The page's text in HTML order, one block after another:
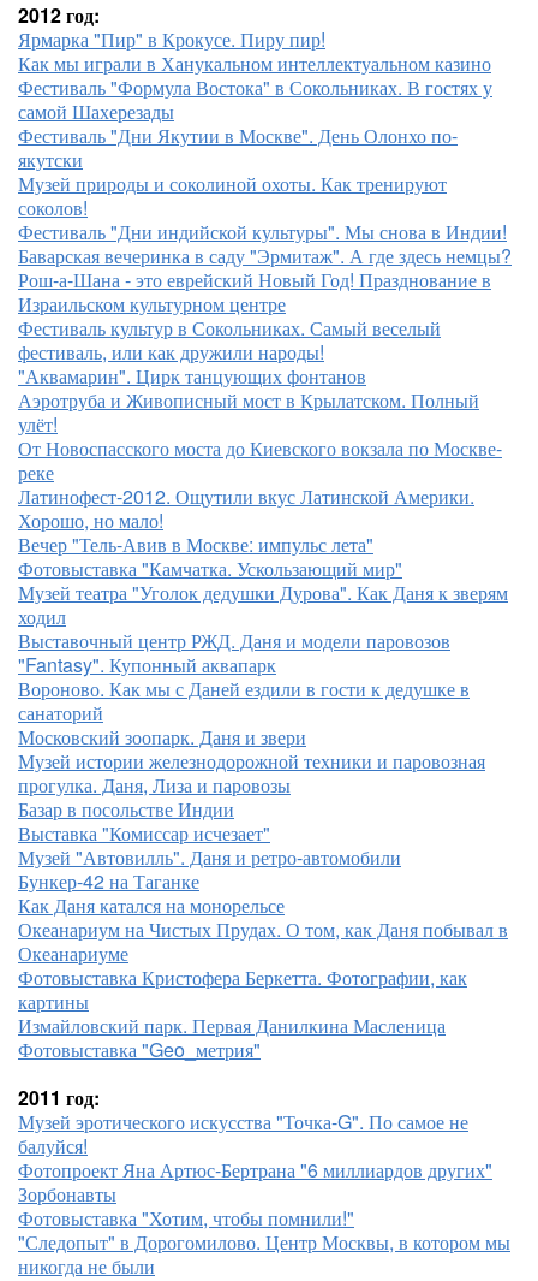
2012 год:
Ярмарка "Пир" в Крокусе. Пиру пир!
Как мы играли в Ханукальном интеллектуальном казино
Фестиваль "Формула Востока" в Сокольниках. В гостях у
самой Шахерезады
Фестиваль "Дни Якутии в Москве". День Олонхо по-
якутски
Музей природы и соколиной охоты. Как тренируют
соколов!
Фестиваль "Дни индийской культуры". Мы снова в Индии!
Баварская вечеринка в саду "Эрмитаж". А где здесь немцы?
Рош-а-Шана - это еврейский Новый Год! Празднование в
Израильском культурном центре
Фестиваль культур в Сокольниках. Самый веселый
фестиваль, или как дружили народы!
"Аквамарин". Цирк танцующих фонтанов
Аэротруба и Живописный мост в Крылатском. Полный
улёт!
От Новоспасского моста до Киевского вокзала по Москве-
реке
Латинофест-2012. Ощутили вкус Латинской Америки.
Хорошо, но мало!
Вечер "Тель-Авив в Москве: импульс лета"
Фотовыставка "Камчатка. Ускользающий мир"
Музей театра "Уголок дедушки Дурова". Как Даня к зверям
ходил
Выставочный центр РЖД. Даня и модели паровозов
"Fantasy". Купонный аквапарк
Вороново. Как мы с Даней ездили в гости к дедушке в
санаторий
Московский зоопарк. Даня и звери
Музей истории железнодорожной техники и паровозная
прогулка. Даня, Лиза и паровозы
Базар в посольстве Индии
Выставка "Комиссар исчезает"
Музей "Автовилль". Даня и ретро-автомобили
Бункер-42 на Таганке
Как Даня катался на монорельсе
Океанариум на Чистых Прудах. О том, как Даня побывал в
Океанариуме
Фотовыставка Кристофера Беркетта. Фотографии, как
картины
Измайловский парк. Первая Данилкина Масленица
Фотовыставка "Geo_метрия"
2011 год:
Музей эротического искусства "Точка-G". По самое не
балуйся!
Фотопроект Яна Артюс-Бертрана "6 миллиардов других"
Зорбонавты
Фотовыставка "Хотим, чтобы помнили!"
"Следопыт" в Дорогомилово. Центр Москвы, в котором мы
никогда не были